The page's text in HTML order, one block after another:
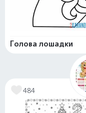
Голова лошадки
484